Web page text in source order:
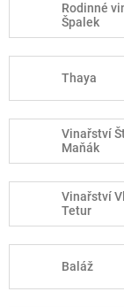
Rodinné
Špalek
Thaya
Vinařství
Maňák
Vinařství
Tetur
Baláž